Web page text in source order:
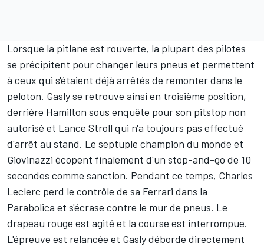
Lorsque la pitlane est rouverte, la plupart des pilotes
se précipitent pour changer leurs pneus et permettent
à ceux qui s'étaient déjà arrêtés de remonter dans le
peloton. Gasly se retrouve ainsi en troisième position,
derrière Hamilton sous enquête pour son pitstop non
autorisé et Lance Stroll qui n'a toujours pas effectué
d'arrêt au stand. Le septuple champion du monde et
Giovinazzi écopent finalement d'un stop-and-go de 10
secondes comme sanction. Pendant ce temps, Charles
Leclerc perd le contrôle de sa Ferrari dans la
Parabolica et s'écrase contre le mur de pneus. Le
drapeau rouge est agité et la course est interrompue.
L'épreuve est relancée et Gasly déborde directement